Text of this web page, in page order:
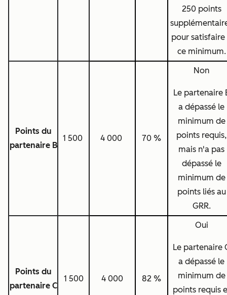
250 points
pour satisfaire
ce minimum.
Points du
partenaire B
1 500 4 000 70 %
Non
Le partenaire
a dépassé le
minimum de
points requis,
mais n'a pas
dépassé le
minimum de
points liés au
GRR.
Points du
partenaire C
1 500 4 000 82 %
Oui
Le partenaire
a dépassé le
minimum de
points requis